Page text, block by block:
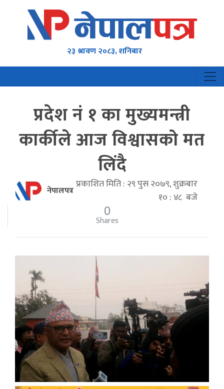
२३ श्रावण २०८३, शनिबार
प्रदेश नं १ का मुख्यमन्त्री
कार्कीले आज विश्वासको मत
लिंदै
नेपालपत्रप्रकाशित मिति : २९ पुस २०७९, शुक्रबार
१० : ४८ बजे
0
Shares